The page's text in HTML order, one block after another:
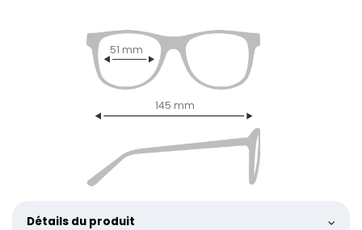
51 mm
145 mm
Détails du produit